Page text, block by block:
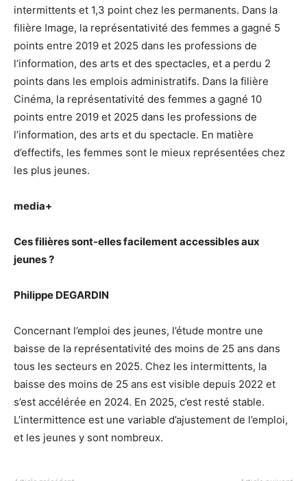
intermittents et 1,3 point chez les permanents. Dans la
filière Image, la représentativité des femmes a gagné 5
points entre 2019 et 2025 dans les professions de
l’information, des arts et des spectacles, et a perdu 2
points dans les emplois administratifs. Dans la filière
Cinéma, la représentativité des femmes a gagné 10
points entre 2019 et 2025 dans les professions de
l’information, des arts et du spectacle. En matière
d’effectifs, les femmes sont le mieux représentées chez
les plus jeunes.
media+
Ces filières sont-elles facilement accessibles aux
jeunes ?
Philippe DEGARDIN
Concernant l’emploi des jeunes, l’étude montre une
baisse de la représentativité des moins de 25 ans dans
tous les secteurs en 2025. Chez les intermittents, la
baisse des moins de 25 ans est visible depuis 2022 et
s’est accélérée en 2024. En 2025, c’est resté stable.
L’intermittence est une variable d’ajustement de l’emploi,
et les jeunes y sont nombreux.